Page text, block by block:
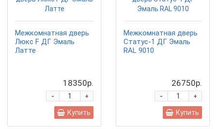
Межкомнатная дверь
Люкс F ДГ Эмаль
Латте
18350р.
+
-
Купить
Межкомнатная дверь
Статус-1 ДГ Эмаль
RAL 9010
26750р.
+
-
Купить